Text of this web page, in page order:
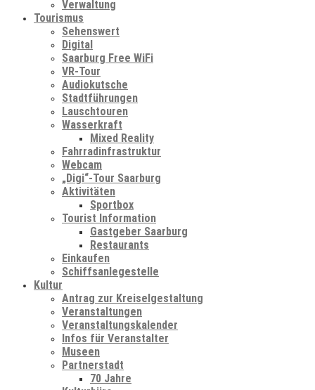
Verwaltung
Tourismus
Sehenswert
Digital
Saarburg Free WiFi
VR-Tour
Audiokutsche
Stadtführungen
Lauschtouren
Wasserkraft
Mixed Reality
Fahrradinfrastruktur
Webcam
„Digi“-Tour Saarburg
Aktivitäten
Sportbox
Tourist Information
Gastgeber Saarburg
Restaurants
Einkaufen
Schiffsanlegestelle
Kultur
Antrag zur Kreiselgestaltung
Veranstaltungen
Veranstaltungskalender
Infos für Veranstalter
Museen
Partnerstadt
70 Jahre